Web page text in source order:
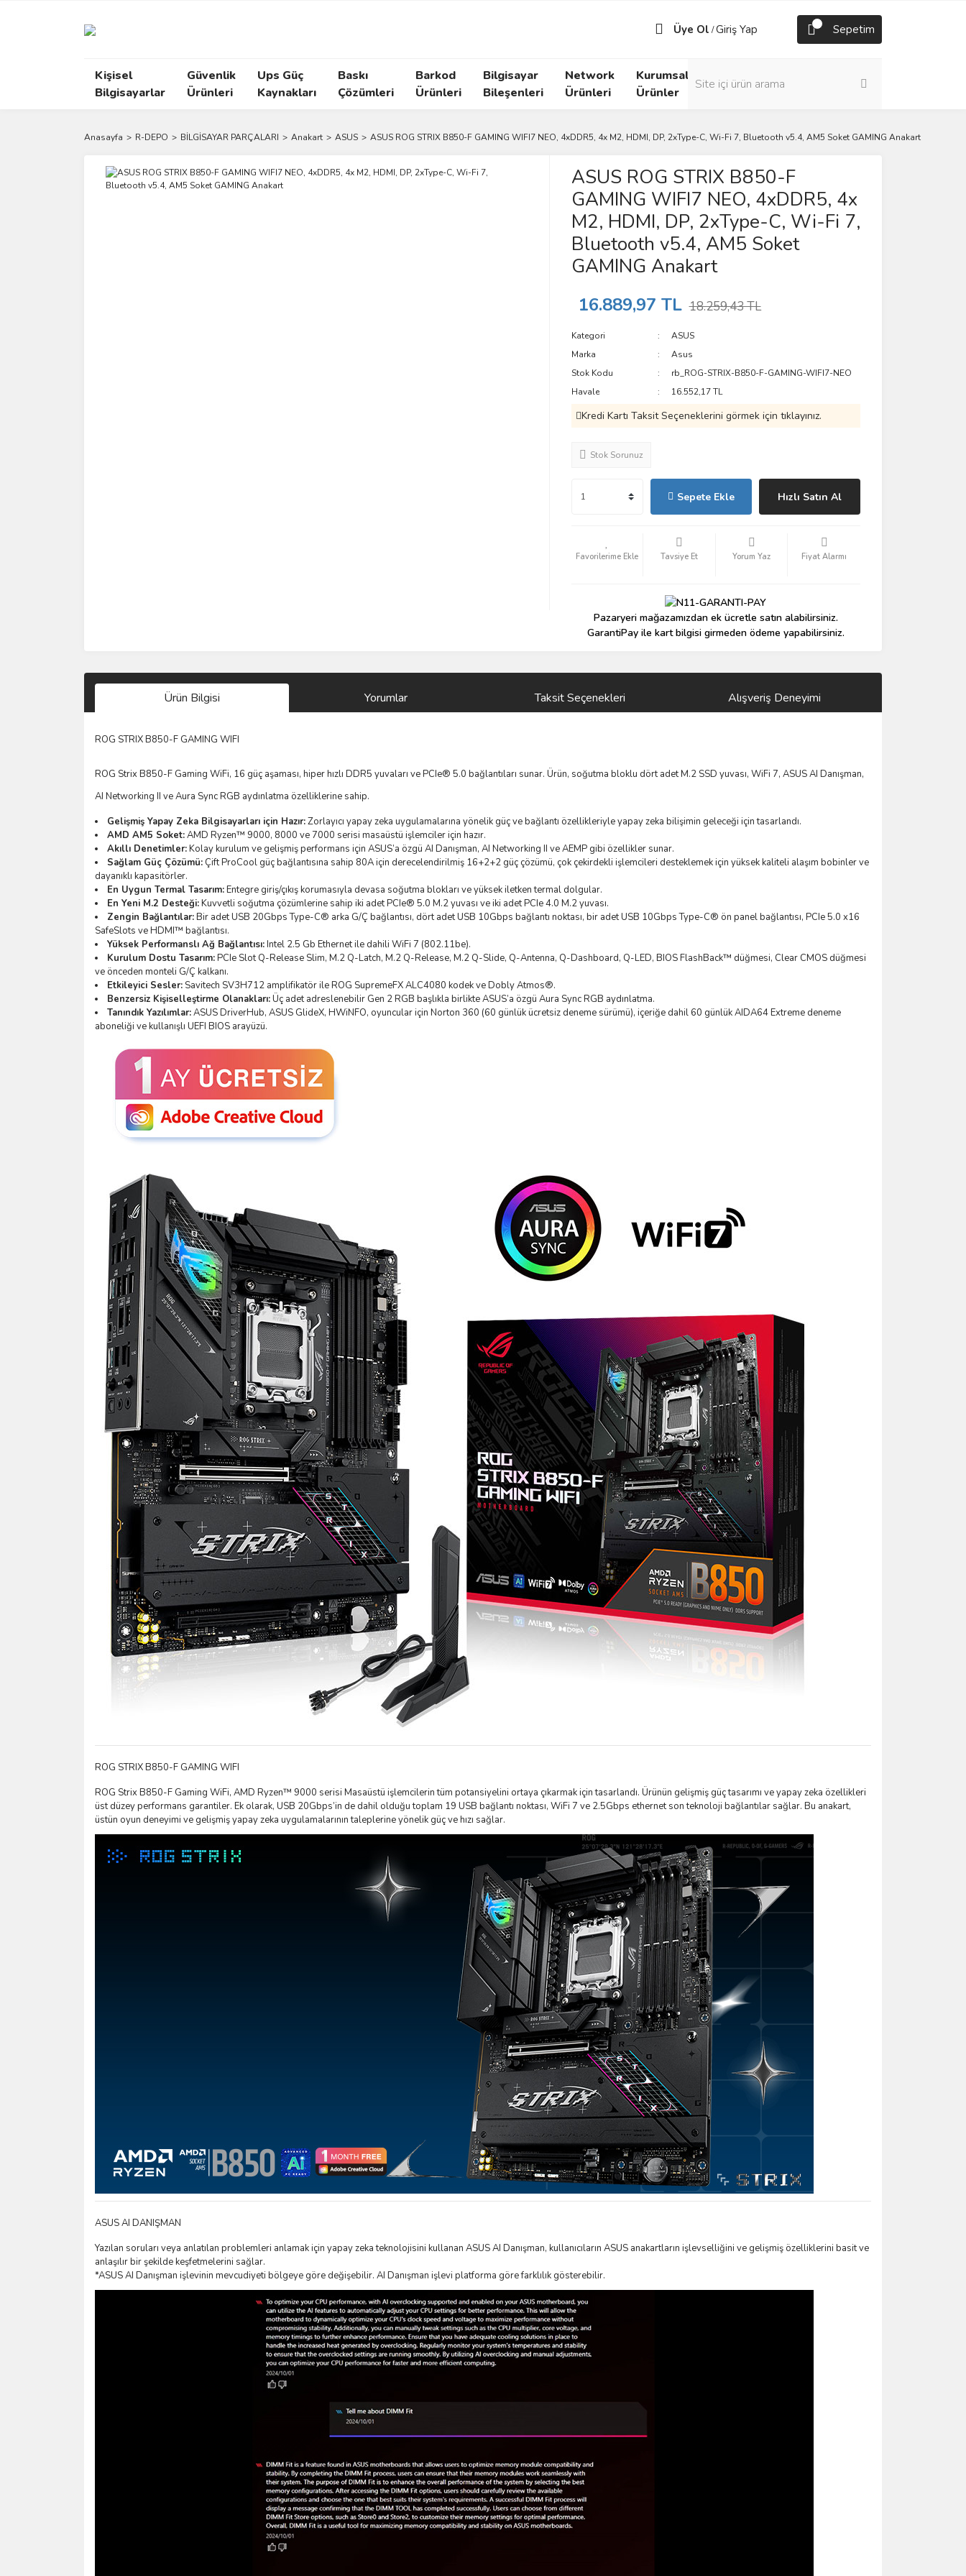
Üye Ol /Giriş Yap Sepetim
Kişisel
Bilgisayarlar
Güvenlik
Ürünleri
Ups Güç
Kaynakları
Baskı
Çözümleri
Barkod
Ürünleri
Bilgisayar
Bileşenleri
Network
Ürünleri
Kurumsal
Ürünler
Anasayfa R-DEPO BİLGİSAYAR PARÇALARI Anakart ASUS ASUS ROG STRIX B850-F GAMING WIFI7 NEO, 4xDDR5, 4x M2, HDMI, DP, 2xType-C, Wi-Fi 7, Bluetooth v5.4, AM5 Soket GAMING Anakart
ASUS ROG STRIX B850-F
GAMING WIFI7 NEO, 4xDDR5, 4x
M2, HDMI, DP, 2xType-C, Wi-Fi 7,
Bluetooth v5.4, AM5 Soket
GAMING Anakart
16.889,97 TL 18.259,43 TL
Kategori
ASUS
Marka
Asus
Stok Kodu
rb_ROG-STRIX-B850-F-GAMING-WIFI7-NEO
Havale
16.552,17 TL
Kredi Kartı Taksit Seçeneklerini görmek için tıklayınız.
Stok Sorunuz
Sepete Ekle Hızlı Satın Al
Tavsiye Et Yorum Yaz Fiyat Alarmı
Pazaryeri mağazamızdan ek ücretle satın alabilirsiniz.
GarantiPay ile kart bilgisi girmeden ödeme yapabilirsiniz.
Ürün Bilgisi Yorumlar Taksit Seçenekleri Alışveriş Deneyimi
ROG STRIX B850-F GAMING WIFI
ROG Strix B850-F Gaming WiFi, 16 güç aşaması, hiper hızlı DDR5 yuvaları ve PCIe® 5.0 bağlantıları sunar. Ürün, soğutma bloklu dört adet M.2 SSD yuvası, WiFi 7, ASUS AI Danışman,
AI Networking II ve Aura Sync RGB aydınlatma özelliklerine sahip.
Gelişmiş Yapay Zeka Bilgisayarları için Hazır:Zorlayıcı yapay zeka uygulamalarına yönelik güç ve bağlantı özellikleriyle yapay zeka bilişimin geleceği için tasarlandı.
AMD AM5 Soket:AMD Ryzen™ 9000, 8000 ve 7000 serisi masaüstü işlemciler için hazır.
Akıllı Denetimler:Kolay kurulum ve gelişmiş performans için ASUS’a özgü AI Danışman, AI Networking II ve AEMP gibi özellikler sunar.
Sağlam Güç Çözümü: Çift ProCool güç bağlantısına sahip 80A için derecelendirilmiş 16+2+2 güç çözümü, çok çekirdekli işlemcileri desteklemek için yüksek kaliteli alaşım bobinler ve
dayanıklı kapasitörler.
En Uygun Termal Tasarım:Entegre giriş/çıkış korumasıyla devasa soğutma blokları ve yüksek iletken termal dolgular.
En Yeni M.2 Desteği:Kuvvetli soğutma çözümlerine sahip iki adet PCIe® 5.0 M.2 yuvası ve iki adet PCIe 4.0 M.2 yuvası.
Zengin Bağlantılar:Bir adet USB 20Gbps Type-C® arka G/Ç bağlantısı, dört adet USB 10Gbps bağlantı noktası, bir adet USB 10Gbps Type-C® ön panel bağlantısı, PCIe 5.0 x16
SafeSlots ve HDMI™ bağlantısı.
Yüksek Performanslı Ağ Bağlantısı:Intel 2.5 Gb Ethernet ile dahili WiFi 7 (802.11be).
Kurulum Dostu Tasarım:PCIe Slot Q-Release Slim, M.2 Q-Latch, M.2 Q-Release, M.2 Q-Slide, Q-Antenna, Q-Dashboard, Q-LED, BIOS FlashBack™ düğmesi, Clear CMOS düğmesi
ve önceden monteli G/Ç kalkanı.
Etkileyici Sesler: Savitech SV3H712 amplifikatör ile ROG SupremeFX ALC4080 kodek ve Dobly Atmos®.
Benzersiz Kişiselleştirme Olanakları:Üç adet adreslenebilir Gen 2 RGB başlıkla birlikte ASUS’a özgü Aura Sync RGB aydınlatma.
Tanındık Yazılımlar:ASUS DriverHub, ASUS GlideX, HWiNFO, oyuncular için Norton 360 (60 günlük ücretsiz deneme sürümü), içeriğe dahil 60 günlük AIDA64 Extreme deneme
aboneliği ve kullanışlı UEFI BIOS arayüzü.
ROG STRIX B850-F GAMING WIFI
ROG Strix B850-F Gaming WiFi, AMD Ryzen™ 9000 serisi Masaüstü işlemcilerin tüm potansiyelini ortaya çıkarmak için tasarlandı. Ürünün gelişmiş güç tasarımı ve yapay zeka özellikleri
üst düzey performans garantiler. Ek olarak, USB 20Gbps’in de dahil olduğu toplam 19 USB bağlantı noktası, WiFi 7 ve 2.5Gbps ethernet son teknoloji bağlantılar sağlar. Bu anakart,
üstün oyun deneyimi ve gelişmiş yapay zeka uygulamalarının taleplerine yönelik güç ve hızı sağlar.
ASUS AI DANIŞMAN
Yazılan soruları veya anlatılan problemleri anlamak için yapay zeka teknolojisini kullanan ASUS AI Danışman, kullanıcıların ASUS anakartların işlevselliğini ve gelişmiş özelliklerini basit ve
anlaşılır bir şekilde keşfetmelerini sağlar.
*ASUS AI Danışman işlevinin mevcudiyeti bölgeye göre değişebilir. AI Danışman işlevi platforma göre farklılık gösterebilir.